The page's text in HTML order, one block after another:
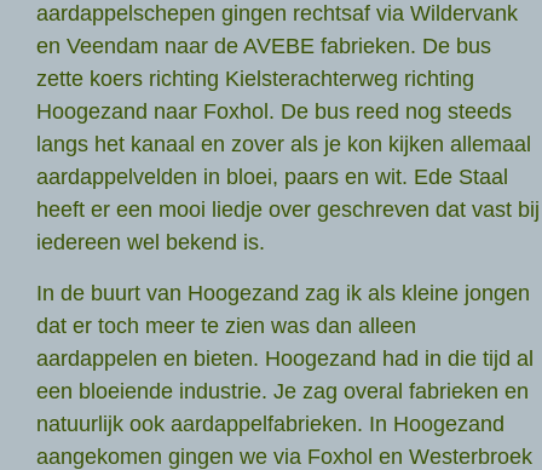
aardappelschepen gingen rechtsaf via Wildervank
en Veendam naar de AVEBE fabrieken. De bus
zette koers richting Kielsterachterweg richting
Hoogezand naar Foxhol. De bus reed nog steeds
langs het kanaal en zover als je kon kijken allemaal
aardappelvelden in bloei, paars en wit. Ede Staal
heeft er een mooi liedje over geschreven dat vast bij
iedereen wel bekend is.
In de buurt van Hoogezand zag ik als kleine jongen
dat er toch meer te zien was dan alleen
aardappelen en bieten. Hoogezand had in die tijd al
een bloeiende industrie. Je zag overal fabrieken en
natuurlijk ook aardappelfabrieken. In Hoogezand
aangekomen gingen we via Foxhol en Westerbroek